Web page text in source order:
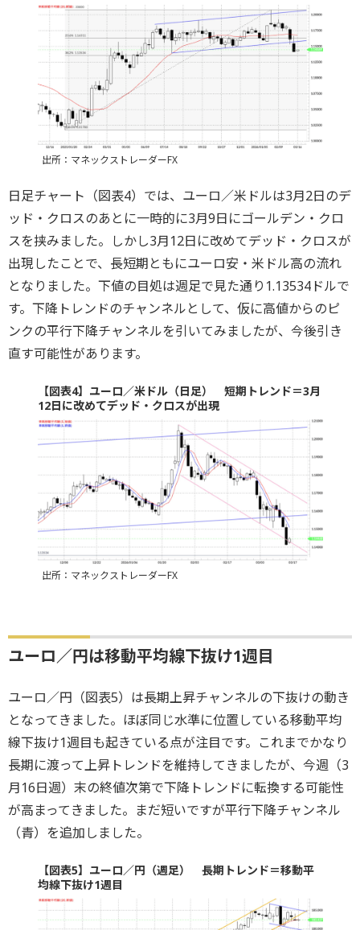
出所：マネックストレーダーFX
日足チャート（図表4）では、ユーロ／米ドルは3月2日のデ
ッド・クロスのあとに一時的に3月9日にゴールデン・クロ
スを挟みました。しかし3月12日に改めてデッド・クロスが
出現したことで、長短期ともにユーロ安・米ドル高の流れ
となりました。下値の目処は週足で見た通り1.13534ドルで
す。下降トレンドのチャンネルとして、仮に高値からのピ
ンクの平行下降チャンネルを引いてみましたが、今後引き
直す可能性があります。
【図表4】ユーロ／米ドル（日足） 短期トレンド＝3月
12日に改めてデッド・クロスが出現
出所：マネックストレーダーFX
ユーロ／円は移動平均線下抜け1週目
ユーロ／円（図表5）は長期上昇チャンネルの下抜けの動き
となってきました。ほぼ同じ水準に位置している移動平均
線下抜け1週目も起きている点が注目です。これまでかなり
長期に渡って上昇トレンドを維持してきましたが、今週（3
月16日週）末の終値次第で下降トレンドに転換する可能性
が高まってきました。まだ短いですが平行下降チャンネル
（青）を追加しました。
【図表5】ユーロ／円（週足） 長期トレンド＝移動平
均線下抜け1週目